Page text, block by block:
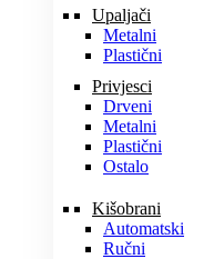
Upaljači
Metalni
Plastični
Privjesci
Drveni
Metalni
Plastični
Ostalo
Kišobrani
Automatski
Ručni